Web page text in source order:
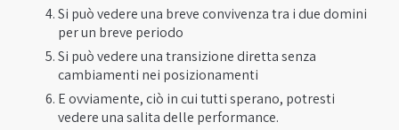
Si può vedere una breve convivenza tra i due domini
per un breve periodo
Si può vedere una transizione diretta senza
cambiamenti nei posizionamenti
E ovviamente, ciò in cui tutti sperano, potresti
vedere una salita delle performance.